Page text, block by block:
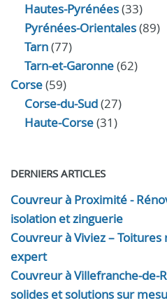
Hautes-Pyrénées(33)
Pyrénées-Orientales(89)
Tarn(77)
Tarn-et-Garonne(62)
Corse(59)
Corse-du-Sud(27)
Haute-Corse(31)
DERNIERS ARTICLES
Couvreur à Proximité -
isolation et zinguerie
Couvreur à Viviez –
expert
Couvreur à Villefranche-de-
solides et solutions sur